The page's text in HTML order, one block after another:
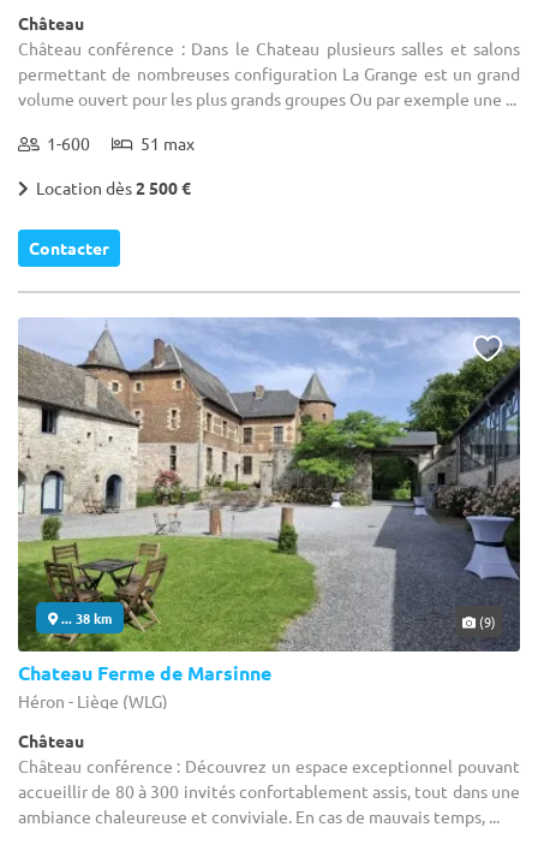
Château
Château conférence : Dans le Chateau plusieurs salles et salons
permettant de nombreuses configuration La Grange est un grand
volume ouvert pour les plus grands groupes Ou par exemple une ...
1-600 51 max
Location dès2 500 €
Contacter
... 38 km (9)
Chateau Ferme de Marsinne
Héron - Liège (WLG)
Château
Château conférence : Découvrez un espace exceptionnel pouvant
accueillir de 80 à 300 invités confortablement assis, tout dans une
ambiance chaleureuse et conviviale. En cas de mauvais temps, ...